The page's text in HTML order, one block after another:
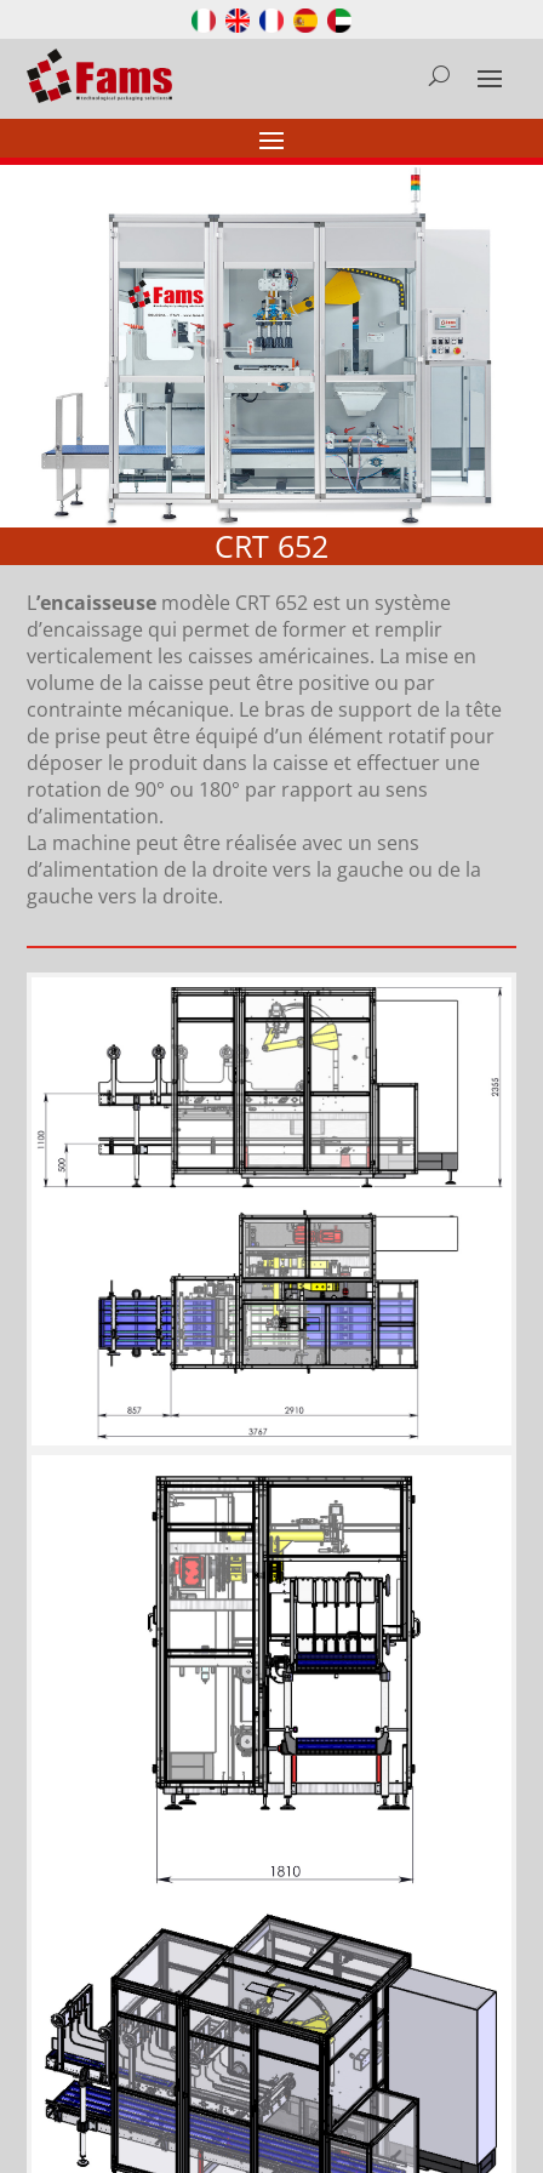
CRT 652
L’encaisseuse modèle CRT 652 est un système
d’encaissage qui permet de former et remplir
verticalement les caisses américaines. La mise en
volume de la caisse peut être positive ou par
contrainte mécanique. Le bras de support de la tête
de prise peut être équipé d’un élément rotatif pour
déposer le produit dans la caisse et effectuer une
rotation de 90° ou 180° par rapport au sens
d’alimentation.
La machine peut être réalisée avec un sens
d’alimentation de la droite vers la gauche ou de la
gauche vers la droite.